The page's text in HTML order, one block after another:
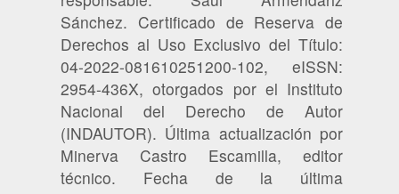
Sánchez. Certificado de Reserva de
Derechos al Uso Exclusivo del Título:
04-2022-081610251200-102, eISSN:
2954-436X, otorgados por el Instituto
Nacional del Derecho de Autor
(INDAUTOR). Última actualización por
Minerva Castro Escamilla, editor
técnico. Fecha de la última